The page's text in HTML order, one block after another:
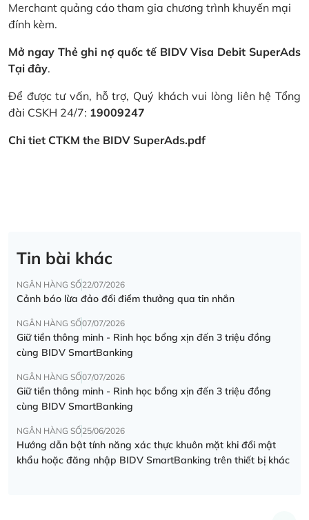
Merchant quảng cáo tham gia chương trình khuyến mại
đính kèm.
Mở ngay Thẻ ghi nợ quốc tế BIDV Visa Debit SuperAds
Tại đây.
Để được tư vấn, hỗ trợ, Quý khách vui lòng liên hệ Tổng
đài CSKH 24/7: 19009247
Chi tiet CTKM the BIDV SuperAds.pdf
Tin bài khác
NGÂN HÀNG SỐ22/07/2026
Cảnh báo lừa đảo đổi điểm thưởng qua tin nhắn
NGÂN HÀNG SỐ07/07/2026
Giữ tiền thông minh - Rinh học bổng xịn đến 3 triệu đồng
cùng BIDV SmartBanking
NGÂN HÀNG SỐ07/07/2026
Giữ tiền thông minh - Rinh học bổng xịn đến 3 triệu đồng
cùng BIDV SmartBanking
NGÂN HÀNG SỐ25/06/2026
Hướng dẫn bật tính năng xác thực khuôn mặt khi đổi mật
khẩu hoặc đăng nhập BIDV SmartBanking trên thiết bị khác